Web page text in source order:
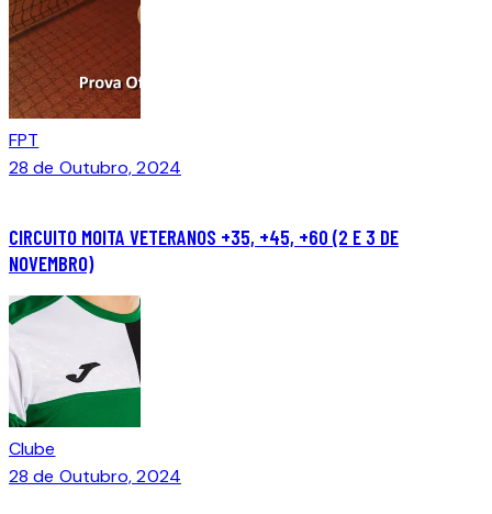
FPT
28 de Outubro, 2024
CIRCUITO MOITA VETERANOS +35, +45, +60 (2 E 3 DE
NOVEMBRO)
Clube
28 de Outubro, 2024